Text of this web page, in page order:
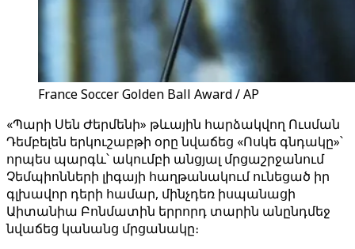
France Soccer Golden Ball Award / AP
«Պարի Սեն Ժերմենի» թևային հարձակվող Ուսման
Դեմբելեն երկուշաբթի օրը նվաճեց «Ոսկե գնդակը»՝
որպես պարգև՝ ակումբի անցյալ մրցաշրջանում
Չեմպիոնների լիգայի հաղթանակում ունեցած իր
գլխավոր դերի համար, մինչդեռ իսպանացի
Աիտանիա Բոնմատին երրորդ տարին անընդմեջ
նվաճեց կանանց մրցանակը։